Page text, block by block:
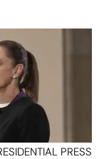
PRESS